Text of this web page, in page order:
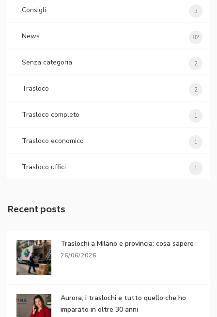
Consigli 3
News 82
Senza categoria 2
Trasloco 2
Trasloco completo 1
Trasloco economico 1
Trasloco uffici 1
Recent posts
Traslochi a Milano e provincia: cosa sapere
26/06/2026
Aurora, i traslochi e tutto quello che ho
imparato in oltre 30 anni